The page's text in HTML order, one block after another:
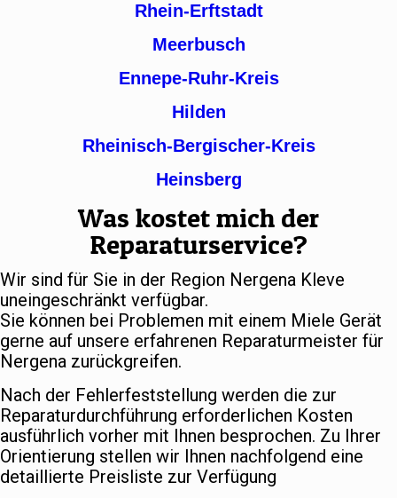
Rhein-Erftstadt
Meerbusch
Ennepe-Ruhr-Kreis
Hilden
Rheinisch-Bergischer-Kreis
Heinsberg
Was kostet mich der
Reparaturservice?
Wir sind für Sie in der Region Nergena Kleve
uneingeschränkt verfügbar.
Sie können bei Problemen mit einem Miele Gerät
gerne auf unsere erfahrenen Reparaturmeister für
Nergena zurückgreifen.
Nach der Fehlerfeststellung werden die zur
Reparaturdurchführung erforderlichen Kosten
ausführlich vorher mit Ihnen besprochen. Zu Ihrer
Orientierung stellen wir Ihnen nachfolgend eine
detaillierte Preisliste zur Verfügung